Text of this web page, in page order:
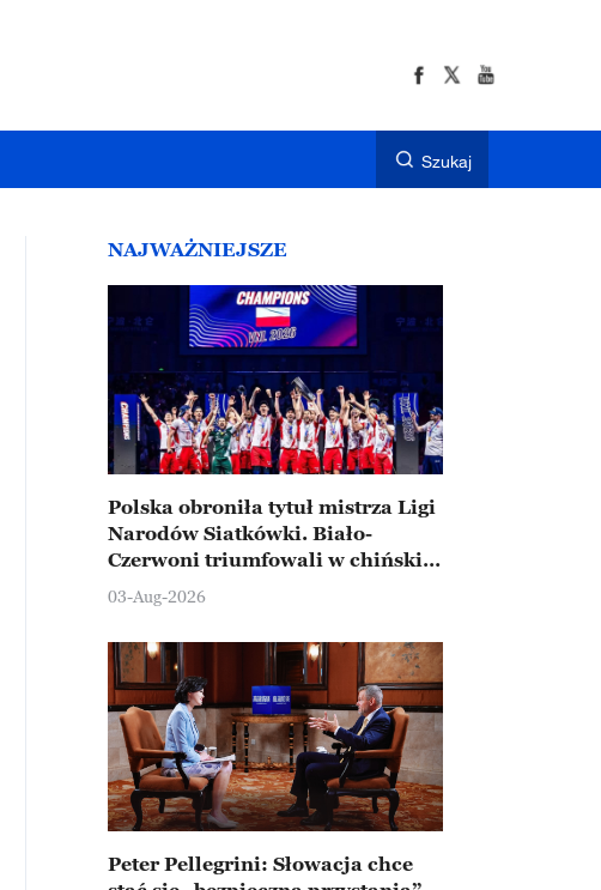
Szukaj
NAJWAŻNIEJSZE
Polska obroniła tytuł mistrza Ligi
Narodów Siatkówki. Biało-
Czerwoni triumfowali w chińskim
Ningbo
03-Aug-2026
Peter Pellegrini: Słowacja chce